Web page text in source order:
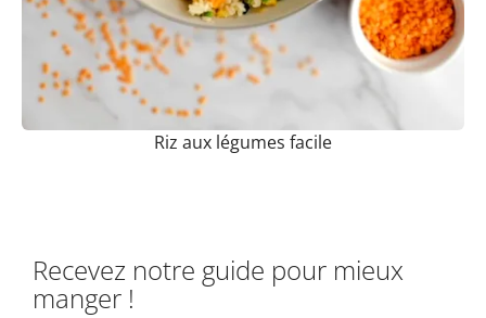
Riz aux légumes facile
Recevez notre guide pour mieux
manger !